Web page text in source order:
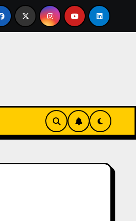
El primer tour de la India Chiquitina